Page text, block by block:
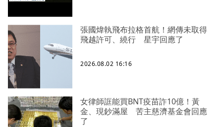
張國煒執飛布拉格首航！網傳未取得
飛越許可、繞行 星宇回應了
2026.08.02 16:16
女律師誆能買BNT疫苗詐10億！黃
金、現鈔滿屋 苦主慈濟基金會回應
了